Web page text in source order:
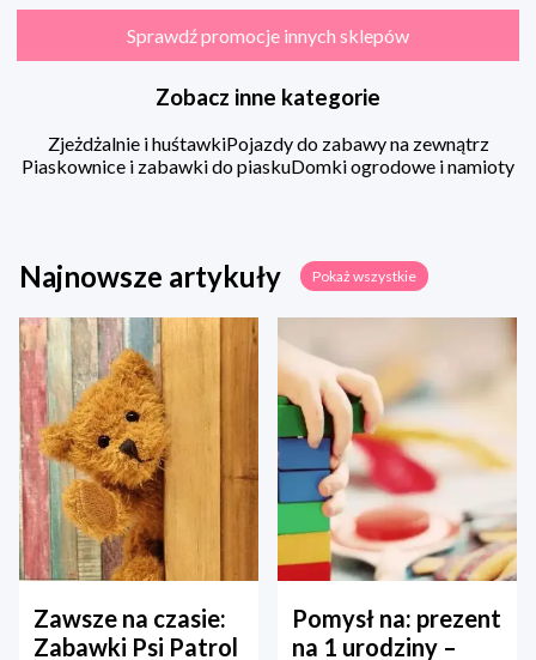
Sprawdź promocje innych sklepów
Zobacz inne kategorie
Zjeżdżalnie i huśtawkiPojazdy do zabawy na zewnątrz
Piaskownice i zabawki do piaskuDomki ogrodowe i namioty
Najnowsze artykuły Pokaż wszystkie
Zawsze na czasie:
Zabawki Psi Patrol
Pomysł na: prezent
na 1 urodziny –